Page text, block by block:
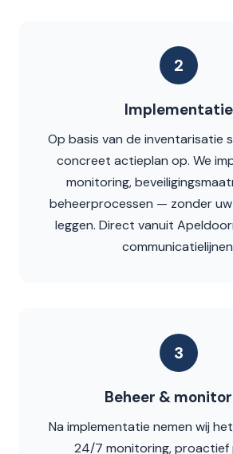
2
Implementatie
Op basis van de inventarisatie
concreet actieplan op. We
monitoring,
beheerprocessen — zonder
leggen. Direct vanuit
3
Beheer &
Na implementatie nemen wij
24/7 monitoring, proactief